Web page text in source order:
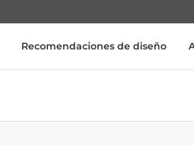
Recomendaciones de diseño